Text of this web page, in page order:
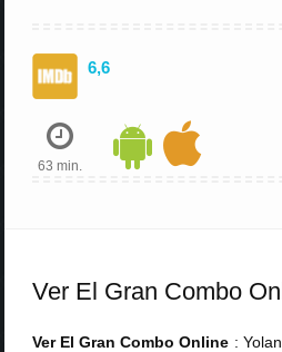
6,6
63 min.
Ver El Gran Combo
Ver El Gran Combo Online :